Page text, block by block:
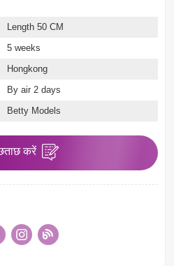
Length 50 CM
5 weeks
Hongkong
By air 2 days
Betty Models
करें